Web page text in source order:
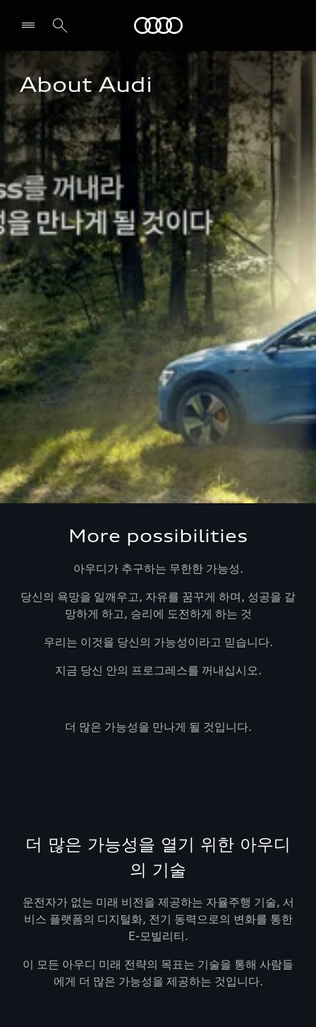
전시장/AS센터 찾기
About Audi
More possibilities
아우디가 추구하는 무한한 가능성.
당신의 욕망을 일깨우고, 자유를 꿈꾸게 하며, 성공을 갈
망하게 하고, 승리에 도전하게 하는 것
우리는 이것을 당신의 가능성이라고 믿습니다.
지금 당신 안의 프로그레스를 꺼내십시오.
더 많은 가능성을 만나게 될 것입니다.
더 많은 가능성을 열기 위한 아우디
의 기술
운전자가 없는 미래 비전을 제공하는 자율주행 기술, 서
비스 플랫폼의 디지털화, 전기 동력으로의 변화를 통한
E-모빌리티.
이 모든 아우디 미래 전략의 목표는 기술을 통해 사람들
에게 더 많은 가능성을 제공하는 것입니다.